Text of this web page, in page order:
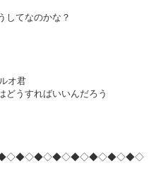
てなのかな？
オ君
すればいいんだろう